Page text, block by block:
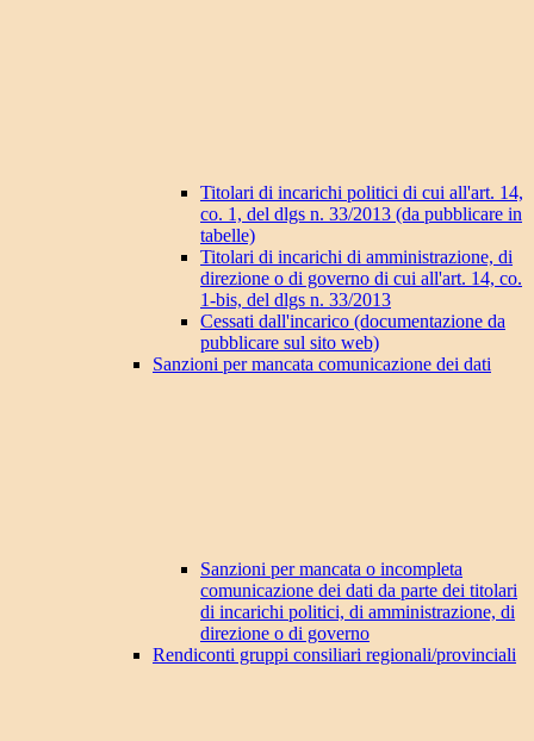
Titolari di incarichi politici di cui all'art. 14,
co. 1, del dlgs n. 33/2013 (da pubblicare in
tabelle)
Titolari di incarichi di amministrazione, di
direzione o di governo di cui all'art. 14, co.
1-bis, del dlgs n. 33/2013
Cessati dall'incarico (documentazione da
pubblicare sul sito web)
Sanzioni per mancata comunicazione dei dati
Sanzioni per mancata o incompleta
comunicazione dei dati da parte dei titolari
di incarichi politici, di amministrazione, di
direzione o di governo
Rendiconti gruppi consiliari regionali/provinciali